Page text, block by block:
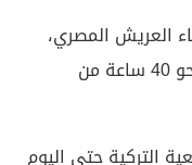
العريش المصري،
وهو النقطة الأقرب لـ قطاع غزة بغد نحو 40 ساعة من
التركية حتى اليوم